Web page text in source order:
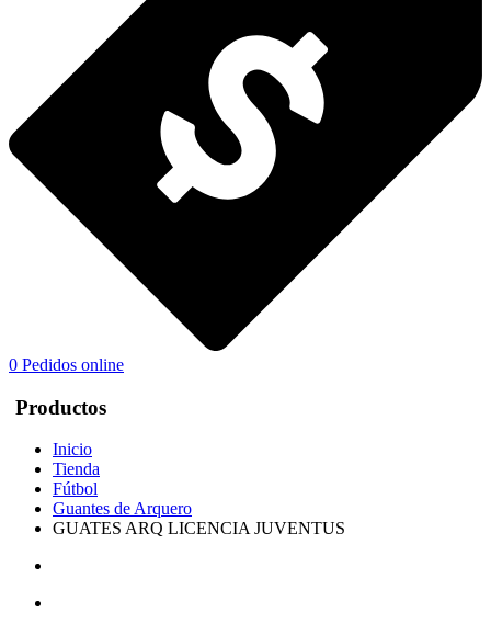
0 Pedidos online
Productos
Inicio
Tienda
Fútbol
Guantes de Arquero
GUATES ARQ LICENCIA JUVENTUS